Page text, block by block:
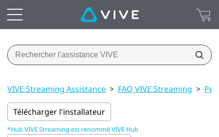
VIVE Streaming Assistance > FAQ VIVE Streaming >
Télécharger l'installateur
*Hub VIVE Streaming est renommé VIVE Hub